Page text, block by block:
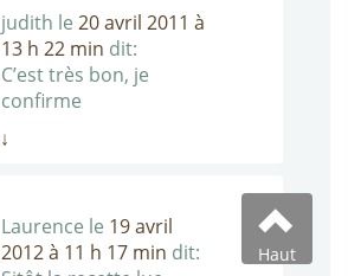
judith le 20 avril 2011 à
13 h 22 min dit:
C’est très bon, je
confirme
↓
Laurence le 19 avril
2012 à 11 h 17 min dit:
Haut